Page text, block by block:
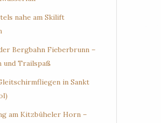
nahe am Skilift
Bergbahn Fieberbrunn –
und Trailspaß
in Sankt
am Kitzbüheler Horn –